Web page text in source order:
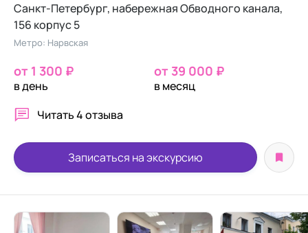
Санкт-Петербург, набережная Обводного канала,
156 корпус 5
Метро: Нарвская
от 1 300 ₽
в день
от 39 000 ₽
в месяц
Читать4 отзыва
Записаться на экскурсию